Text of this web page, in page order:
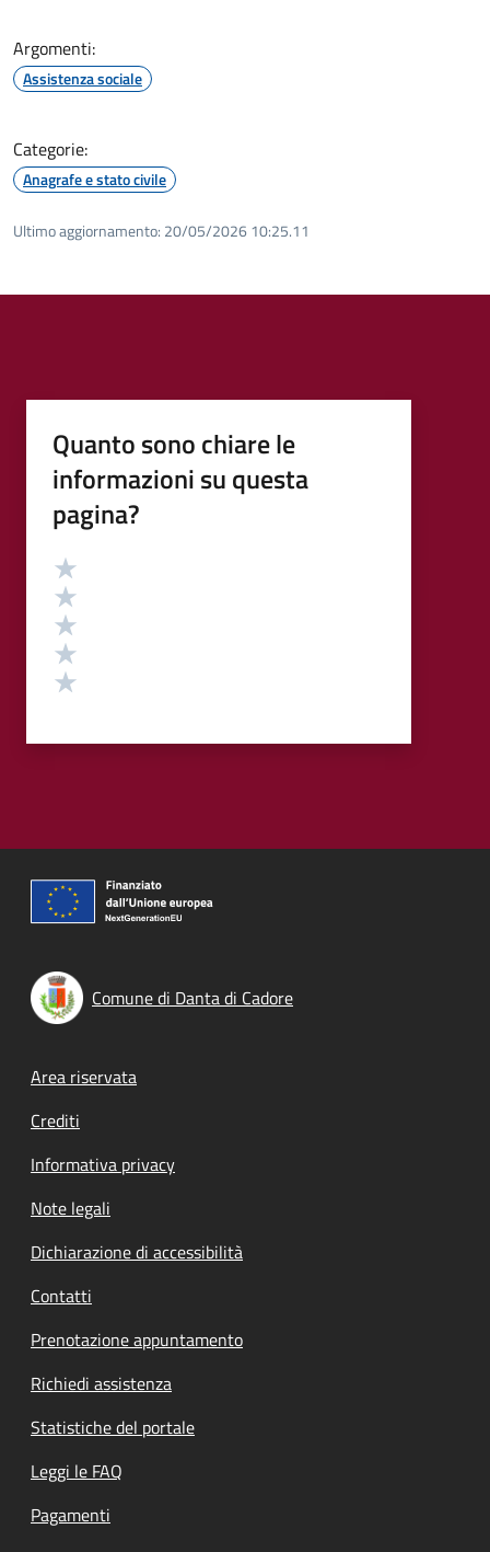
Argomenti:
Assistenza sociale
Categorie:
Anagrafe e stato civile
Ultimo aggiornamento: 20/05/2026 10:25.11
Quanto sono chiare le
informazioni su questa
pagina?
Valutazione
Comune di Danta di Cadore
Footer menu
Area riservata
Crediti
Informativa privacy
Note legali
Dichiarazione di accessibilità
Contatti
Prenotazione appuntamento
Richiedi assistenza
Statistiche del portale
Leggi le FAQ
Pagamenti